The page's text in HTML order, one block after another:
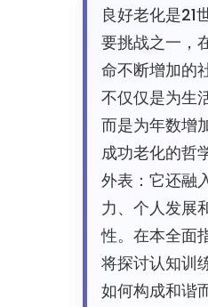
良好老化是21
要挑战之一，
命不断增加的
不仅仅是为生
而是为年数增
成功老化的哲
外表：它还融
力、个人发展
性。在本全面
将探讨认知训
如何构成和谐